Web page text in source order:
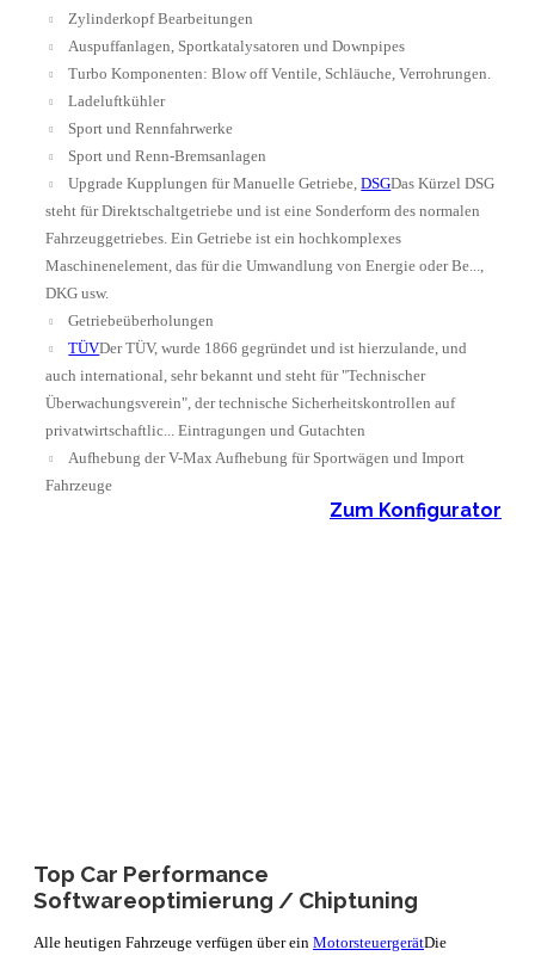
Zylinderkopf Bearbeitungen
Auspuffanlagen, Sportkatalysatoren und Downpipes
Turbo Komponenten: Blow off Ventile, Schläuche, Verrohrungen.
Ladeluftkühler
Sport und Rennfahrwerke
Sport und Renn-Bremsanlagen
Upgrade Kupplungen für Manuelle Getriebe,DSGDas Kürzel DSG
steht für Direktschaltgetriebe und ist eine Sonderform des normalen
Fahrzeuggetriebes. Ein Getriebe ist ein hochkomplexes
Maschinenelement, das für die Umwandlung von Energie oder Be...
DKG usw.
Getriebeüberholungen
TÜVDer TÜV, wurde 1866 gegründet und ist hierzulande, und
auch international, sehr bekannt und steht für "Technischer
Überwachungsverein", der technische Sicherheitskontrollen auf
privatwirtschaftlic...
Eintragungen und Gutachten
Aufhebung der V-Max Aufhebung für Sportwägen und Import
Fahrzeuge
Zum Konfigurator
Top Car Performance
Softwareoptimierung / Chiptuning
Alle heutigen Fahrzeuge verfügen über ein MotorsteuergerätDie